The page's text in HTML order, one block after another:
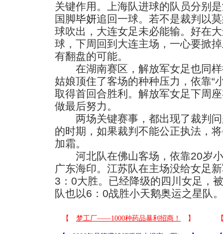
关键作用。上海队进球的队员分别是
国脚毕妍追回一球。若不是裁判以
球吹出，大连女足未必能输。好在
球，下周回到大连主场，一心要掀
有翻盘的可能。
在湖南赛区，解放军女足也同样
姑娘顶住了客场的种种压力，依靠“
取得首回合胜利。解放军女足下周
做最后努力。
两场关键赛事，都出现了裁判问
的时期，如果裁判不能公正执法，
加霜。
河北队在佛山客场，依靠20岁
广东海印。江苏队在主场没给女足
3：0大胜。已经降级的四川女足，
队也以6：0战胜小天鹅奥运之星队。